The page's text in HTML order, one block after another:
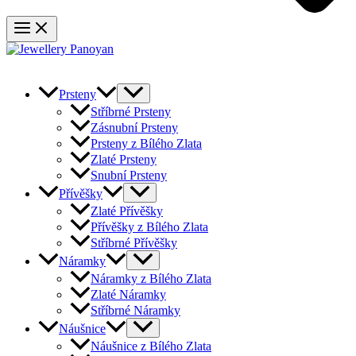
Prsteny
Stříbrné Prsteny
Zásnubní Prsteny
Prsteny z Bílého Zlata
Zlaté Prsteny
Snubní Prsteny
Přívěšky
Zlaté Přívěšky
Přívěšky z Bílého Zlata
Stříbrné Přívěšky
Náramky
Náramky z Bílého Zlata
Zlaté Náramky
Stříbrné Náramky
Náušnice
Náušnice z Bílého Zlata